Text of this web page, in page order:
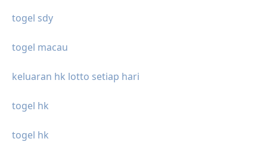
togel sdy
togel macau
keluaran hk lotto setiap hari
togel hk
togel hk